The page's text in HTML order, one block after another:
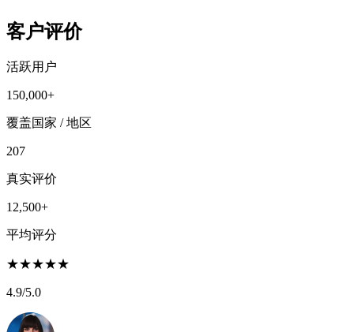
客户评价
活跃用户
150,000+
覆盖国家 / 地区
207
真实评价
12,500+
平均评分
★★★★★
4.9/5.0